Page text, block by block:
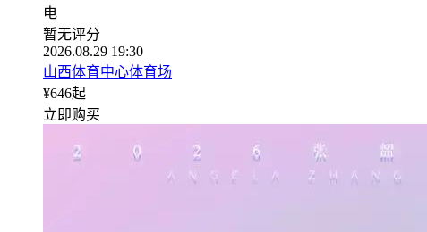
电
暂无评分
2026.08.29 19:30
山西体育中心体育场
¥646起
立即购买